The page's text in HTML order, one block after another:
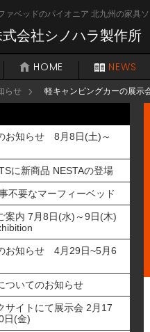
式会社シノハラ製作所
ァベッドのパイオニア 北九州の家具
HOME NEWS
らせ 軽キャンピングカーの展示
お知らせ 8月8日(土)～
に新商品 NESTAの登場
不要なマーフィーベッド
案内 7月8日(水)～9日(木)
お知らせ 4月29日~5月6
ついてのお知らせ
サイトにて展示会 2月17
日(金)